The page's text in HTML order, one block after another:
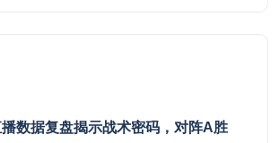
数据复盘揭示战术密码，对阵A胜